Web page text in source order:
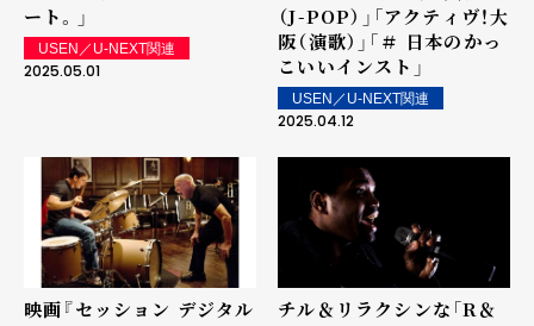
ート。」
USEN／U-NEXT関連
2025.05.01
（J-POP）」「アクティヴ！大
阪（演歌）」「＃ 日本のかっ
こいいインスト」
USEN／U-NEXT関連
2025.04.12
映画『セッション デジタル
チル＆リラクシンな「R＆